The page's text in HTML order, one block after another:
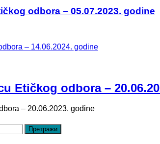
odbora – 05.07.2023. godine
– 14.06.2024. godine
Etičkog odbora –
– 20.06.2023. godine